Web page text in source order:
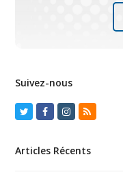
Suivez-nous
TwitterFacebook
Instagram
RSS
Articles Récents